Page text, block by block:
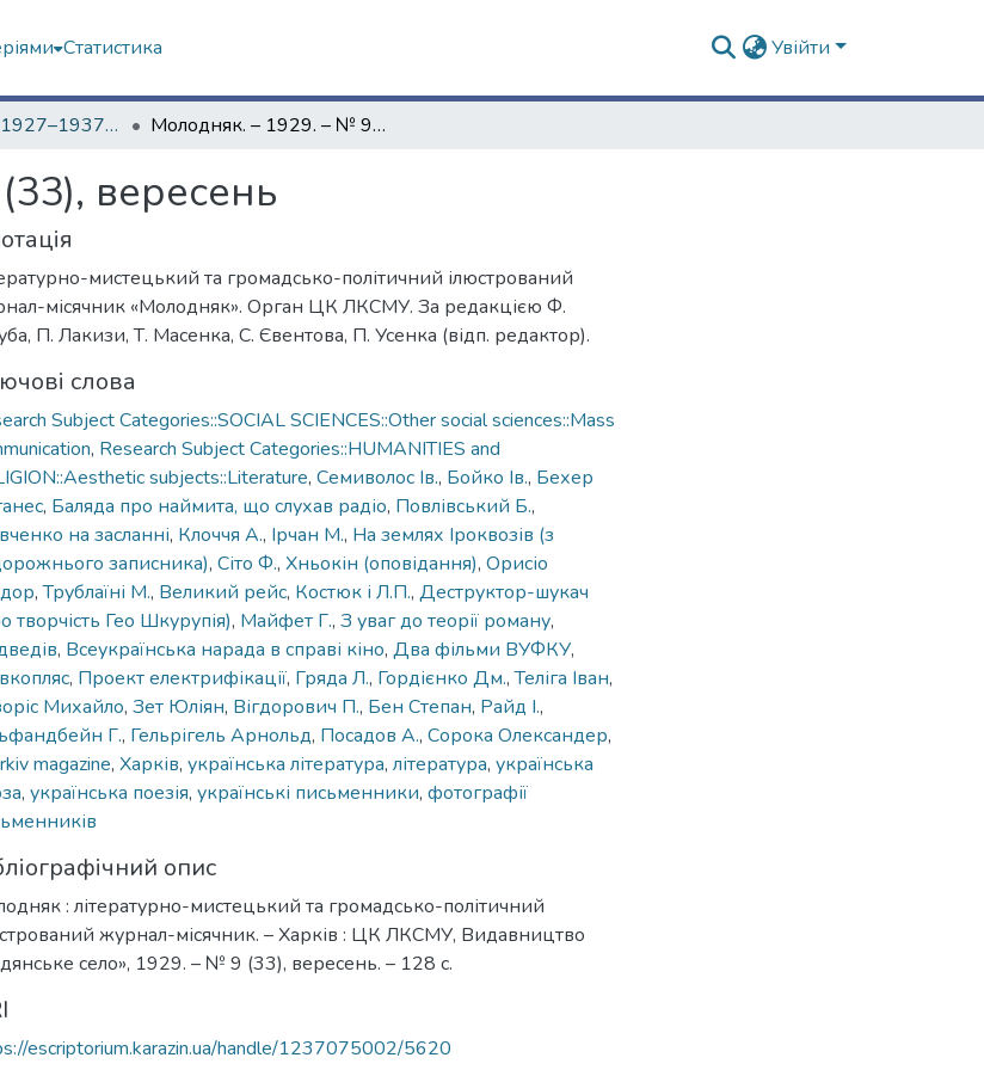
Статистика Увійти
"Молодняк" (1927–1937 рр.) Молодняк. – 1929. – № 9 (33), вересень
вересень
мистецький та громадсько-політичний ілюстрований
місячник «Молодняк». Орган ЦК ЛКСМУ. За редакцією Ф.
П. Лакизи, Т. Масенка, С. Євентова, П. Усенка (відп. редактор).
слова
Subject Categories::SOCIAL SCIENCES::Other social sciences::Mass
, Research Subject Categories::HUMANITIES and
subjects::Literature, Семиволос Ів., Бойко Ів., Бехер
, Баляда про наймита, що слухав радіо, Повлівський Б.,
на засланні, Клоччя А., Ірчан М., На землях Іроквозів (з
записника), Сіто Ф., Хньокін (оповідання), Орисіо
,Трублаїні М., Великий рейс, Костюк і Л.П., Деструктор-шукач
творчість Гео Шкурупія), Майфет Г., З уваг до теорії роману,
, Всеукраїнська нарада в справі кіно, Два фільми ВУФКУ,
, Проект електрифікації, Гряда Л., Гордієнко Дм.,Теліга Іван,
Михайло, Зет Юліян, Вігдорович П., Бен Степан, Райд І.,
Г., Гельрігель Арнольд, Посадов А., Сорока Олександер,
magazine, Харків, українська література, література, українська
, українська поезія, українські письменники, фотографії
опис
: літературно-мистецький та громадсько-політичний
журнал-місячник. – Харків : ЦК ЛКСМУ, Видавництво
село», 1929. – № 9 (33), вересень. – 128 с.
escriptorium.karazin.ua/handle/1237075002/5620